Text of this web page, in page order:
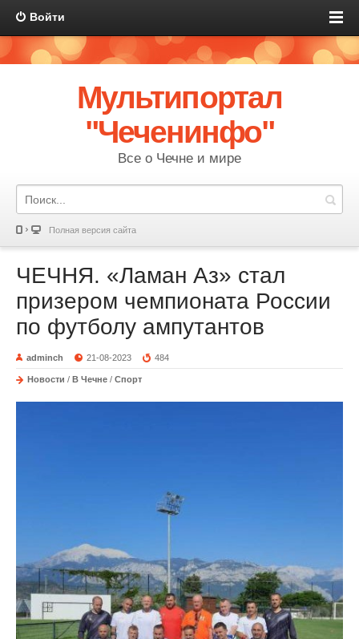
Войти
Мультипортал
"Чеченинфо"
Все о Чечне и мире
Полная версия сайта
ЧЕЧНЯ. «Ламан Аз» стал
призером чемпионата России
по футболу ампутантов
adminch 21-08-2023 484
Новости / В Чечне / Спорт